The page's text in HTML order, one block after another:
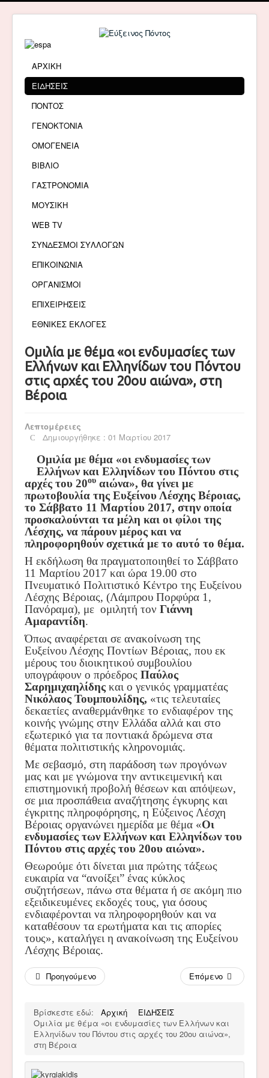
ΑΡΧΙΚΗ
ΕΙΔΗΣΕΙΣ
ΠΟΝΤΟΣ
ΓΕΝΟΚΤΟΝΙΑ
ΟΜΟΓΕΝΕΙΑ
ΒΙΒΛΙΟ
ΓΑΣΤΡΟΝΟΜΙΑ
ΜΟΥΣΙΚΗ
WEB TV
ΣΥΝΔΕΣΜΟΙ ΣΥΛΛΟΓΩΝ
ΕΠΙΚΟΙΝΩΝΙΑ
ΟΡΓΑΝΙΣΜΟΙ
ΕΠΙΧΕΙΡΗΣΕΙΣ
ΕΘΝΙΚΕΣ ΕΚΛΟΓΕΣ
Ομιλία με θέμα «οι ενδυμασίες των
Ελλήνων και Ελληνίδων του Πόντου
στις αρχές του 20ου αιώνα», στη
Βέροια
Λεπτομέρειες
Δημιουργήθηκε : 01 Μαρτίου 2017
Ομιλία με θέμα «οι ενδυμασίες των
Ελλήνων και Ελληνίδων του Πόντου στις
αρχές του 20ου αιώνα», θα γίνει με
πρωτοβουλία της Ευξείνου Λέσχης Βέροιας,
το Σάββατο 11 Μαρτίου 2017, στην οποία
προσκαλούνται τα μέλη και οι φίλοι της
Λέσχης, να πάρουν μέρος και να
πληροφορηθούν σχετικά με το αυτό το θέμα.
Η εκδήλωση θα πραγματοποιηθεί το Σάββατο
11 Μαρτίου 2017 και ώρα 19.00 στο
Πνευματικό Πολιτιστικό Κέντρο της Ευξείνου
Λέσχης Βέροιας, (Λάμπρου Πορφύρα 1,
Πανόραμα), με ομιλητή τον Γιάννη
Αμαραντίδη.
Όπως αναφέρεται σε ανακοίνωση της
Ευξείνου Λέσχης Ποντίων Βέροιας, που εκ
μέρους του διοικητικού συμβουλίου
υπογράφουν ο πρόεδρος Παύλος
Σαρημιχαηλίδης και ο γενικός γραμματέας
Νικόλαος Τουμπουλίδης, «τις τελευταίες
δεκαετίες αναθερμάνθηκε το ενδιαφέρον της
κοινής γνώμης στην Ελλάδα αλλά και στο
εξωτερικό για τα ποντιακά δρώμενα στα
θέματα πολιτιστικής κληρονομιάς.
Με σεβασμό, στη παράδοση των προγόνων
μας και με γνώμονα την αντικειμενική και
επιστημονική προβολή θέσεων και απόψεων,
σε μια προσπάθεια αναζήτησης έγκυρης και
έγκριτης πληροφόρησης, η Εύξεινος Λέσχη
Βέροιας οργανώνει ημερίδα με θέμα «Οι
ενδυμασίες των Ελλήνων και Ελληνίδων του
Πόντου στις αρχές του 20ου αιώνα».
Θεωρούμε ότι δίνεται μια πρώτης τάξεως
ευκαιρία να “ανοίξει” ένας κύκλος
συζητήσεων, πάνω στα θέματα ή σε ακόμη πιο
εξειδικευμένες εκδοχές τους, για όσους
ενδιαφέρονται να πληροφορηθούν και να
καταθέσουν τα ερωτήματα και τις απορίες
τους», καταλήγει η ανακοίνωση της Ευξείνου
Λέσχης Βέροιας.
Προηγούμενο Επόμενο
Βρίσκεστε εδώ: Αρχική
ΕΙΔΗΣΕΙΣ
Ομιλία με θέμα «οι ενδυμασίες των Ελλήνων και
Ελληνίδων του Πόντου στις αρχές του 20ου αιώνα»,
στη Βέροια